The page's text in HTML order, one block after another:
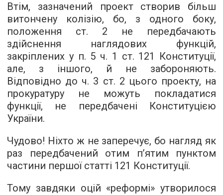
Втім, зазначений проект створив більш
витончену колізію, бо, з одного боку,
положення ст. 2 не передбачають
здійснення наглядових функцій,
закріплених у п. 5 ч. 1 ст. 121 Конституції,
але, з іншого, й не забороняють.
Відповідно до ч. 3 ст. 2 цього проекту, на
прокуратуру не можуть покладатися
функції, не передбачені Конституцією
України.
Чудово! Ніхто ж не заперечує, бо нагляд як
раз передбачений отим п’ятим пунктом
частини першої статті 121 Конституції.
Тому завдяки оцій «реформі» утворилося